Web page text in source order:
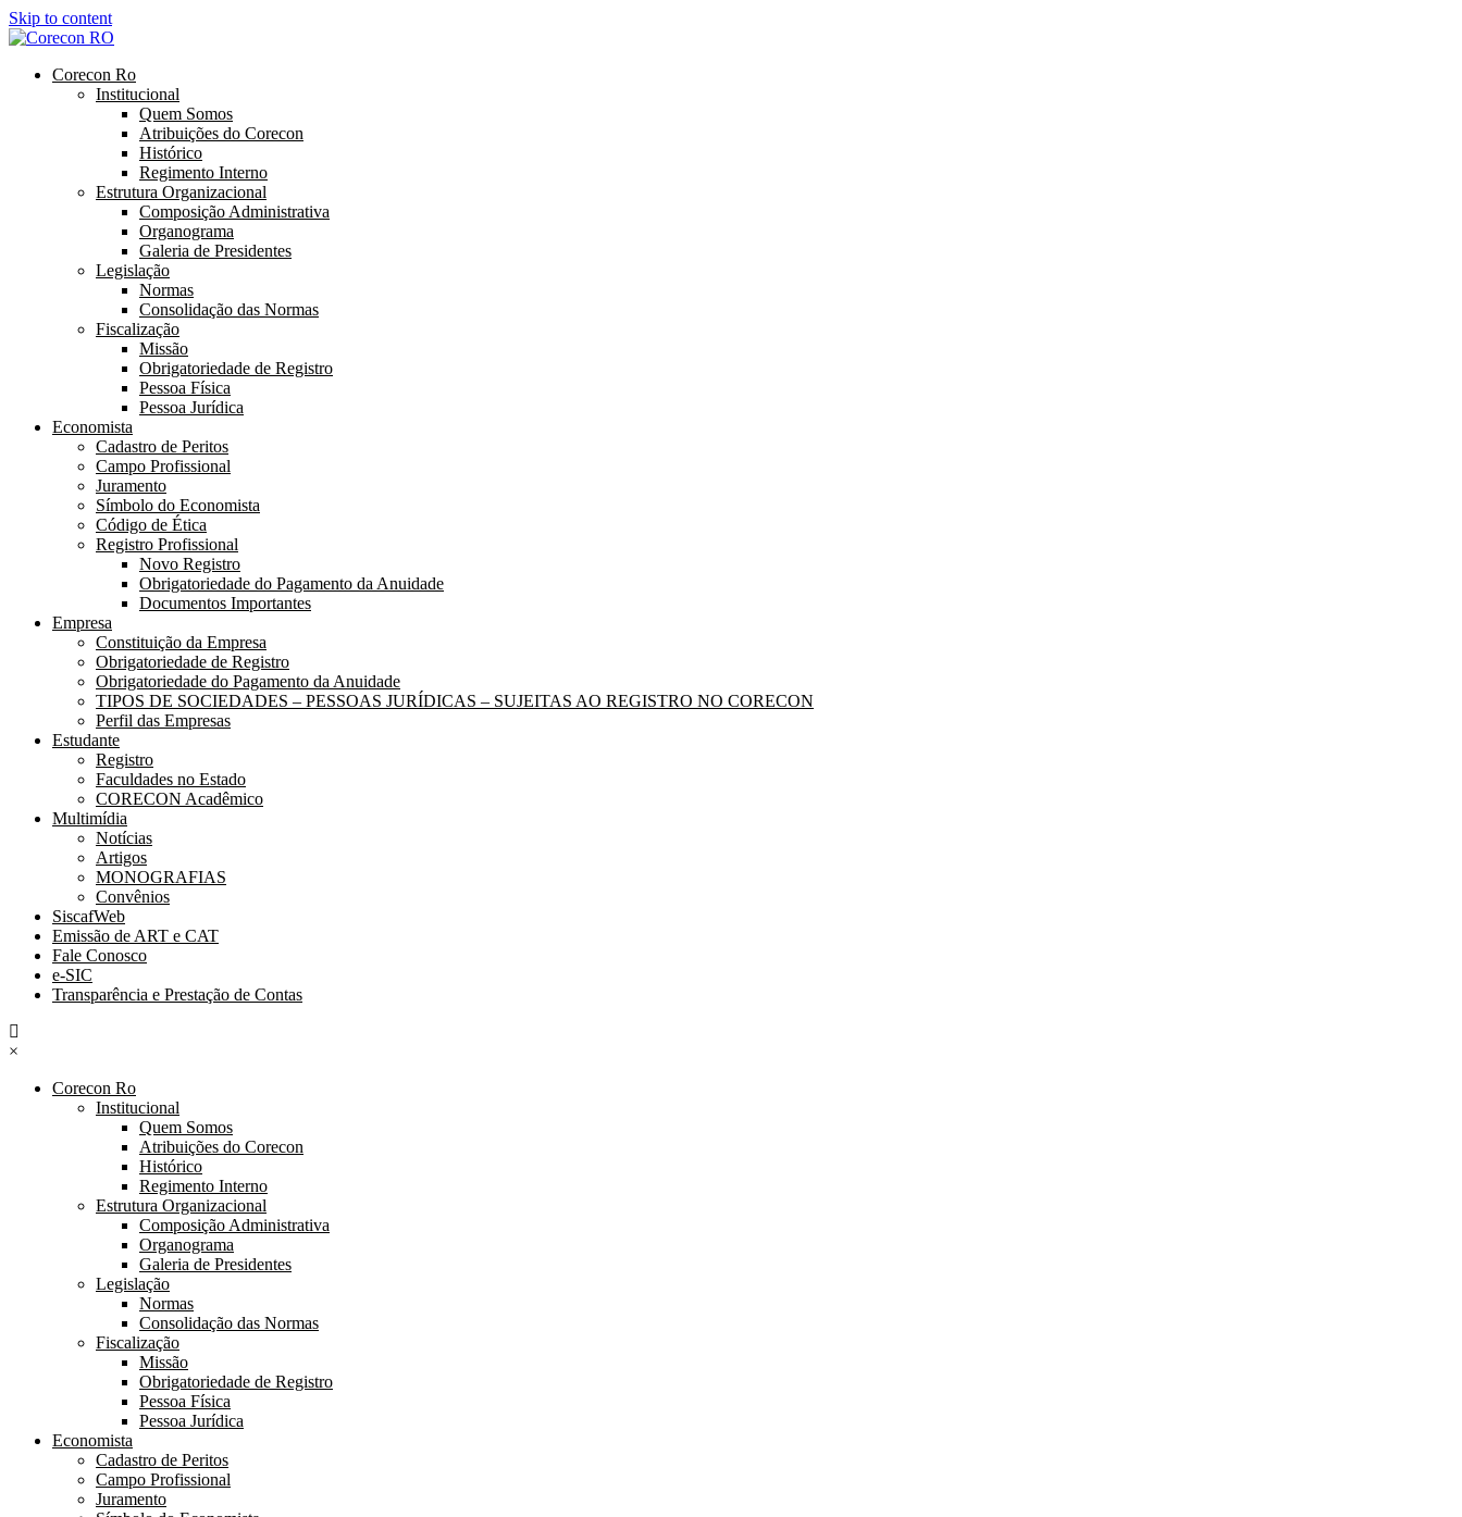
Skip to content
Corecon Ro
Institucional
Quem Somos
Atribuições do Corecon
Histórico
Regimento Interno
Estrutura Organizacional
Composição Administrativa
Organograma
Galeria de Presidentes
Legislação
Normas
Consolidação das Normas
Fiscalização
Missão
Obrigatoriedade de Registro
Pessoa Física
Pessoa Jurídica
Economista
Cadastro de Peritos
Campo Profissional
Juramento
Símbolo do Economista
Código de Ética
Registro Profissional
Novo Registro
Obrigatoriedade do Pagamento da Anuidade
Documentos Importantes
Empresa
Constituição da Empresa
Obrigatoriedade de Registro
Obrigatoriedade do Pagamento da Anuidade
TIPOS DE SOCIEDADES – PESSOAS JURÍDICAS – SUJEITAS AO REGISTRO NO CORECON
Perfil das Empresas
Estudante
Registro
Faculdades no Estado
CORECON Acadêmico
Multimídia
Notícias
Artigos
MONOGRAFIAS
Convênios
SiscafWeb
Emissão de ART e CAT
Fale Conosco
e-SIC
Transparência e Prestação de Contas
×
Corecon Ro
Institucional
Quem Somos
Atribuições do Corecon
Histórico
Regimento Interno
Estrutura Organizacional
Composição Administrativa
Organograma
Galeria de Presidentes
Legislação
Normas
Consolidação das Normas
Fiscalização
Missão
Obrigatoriedade de Registro
Pessoa Física
Pessoa Jurídica
Economista
Cadastro de Peritos
Campo Profissional
Juramento